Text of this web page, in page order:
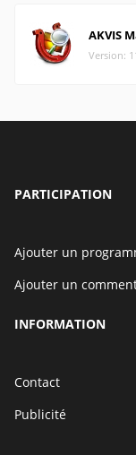
AKVIS
Version:
PARTICIPATION
Ajouter un
Ajouter un
INFORMATION
Contact
Publicité